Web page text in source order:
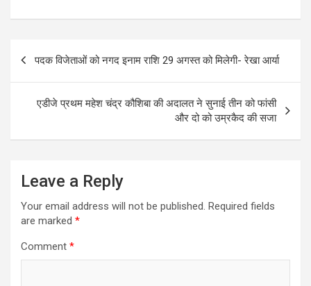
b
o
o
s
A
p
e
पदक विजेताओं को नगद इनाम राशि 29 अगस्त को मिलेगी- रेखा आर्या
एडीजे प्रथम महेश चंद्र कौशिबा की अदालत ने सुनाई तीन को फांसी
और दो को उम्रकैद की सजा
Leave a Reply
Your email address will not be published. Required fields
are marked *
Comment *